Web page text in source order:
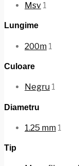
Msv 1
Lungime
200m 1
Culoare
Negru 1
Diametru
1.25 mm 1
Tip